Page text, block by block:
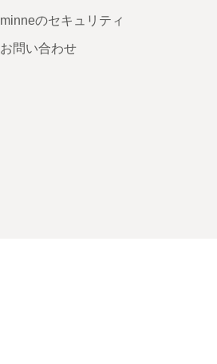
minneのセキュリティ
お問い合わせ